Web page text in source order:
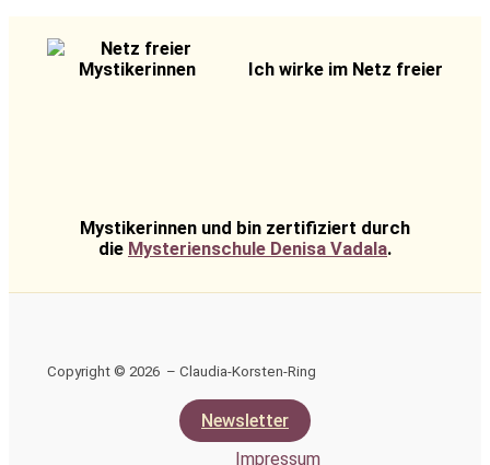
Ich wirke im Netz freier
Mystikerinnen und bin zertifiziert durch
die Mysterienschule Denisa Vadala.
Copyright © 2026 – Claudia-Korsten-Ring
Newsletter
Impressum